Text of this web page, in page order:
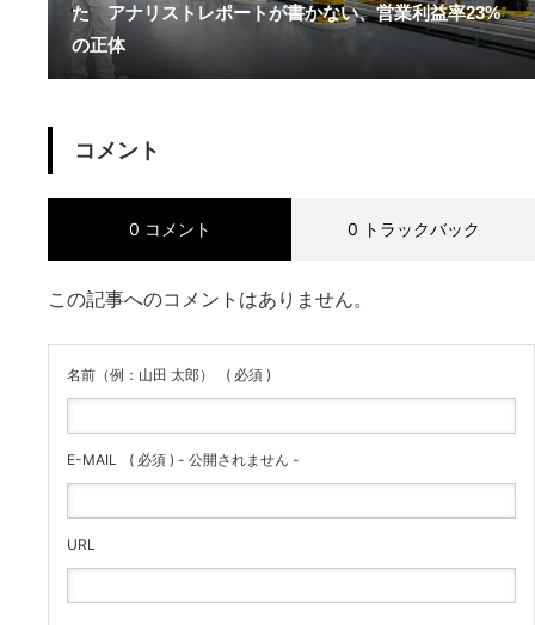
た アナリストレポートが書かない、営業利益率23%
の正体
コメント
0 コメント 0 トラックバック
この記事へのコメントはありません。
名前（例：山田 太郎） ( 必須 )
E-MAIL ( 必須 ) - 公開されません -
URL